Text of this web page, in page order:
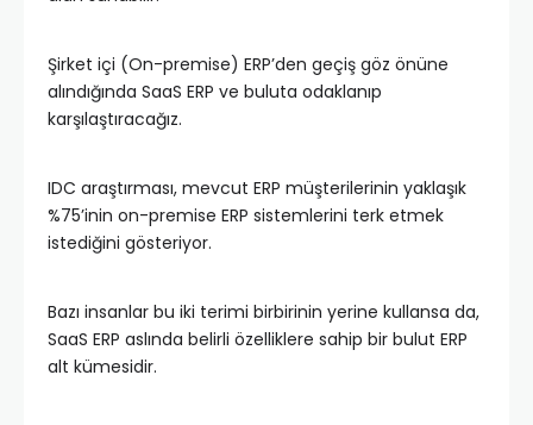
Şirket içi (On-premise) ERP’den geçiş göz önüne
alındığında SaaS ERP ve buluta odaklanıp
karşılaştıracağız.
IDC araştırması, mevcut ERP müşterilerinin yaklaşık
%75’inin on-premise ERP sistemlerini terk etmek
istediğini gösteriyor.
Bazı insanlar bu iki terimi birbirinin yerine kullansa da,
SaaS ERP aslında belirli özelliklere sahip bir bulut ERP
alt kümesidir.